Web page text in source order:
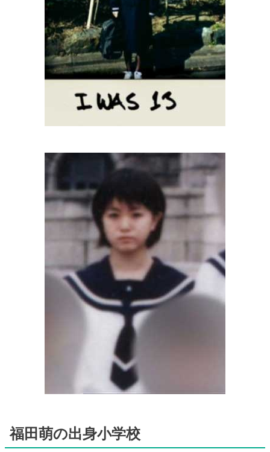
福田萌の出身小学校